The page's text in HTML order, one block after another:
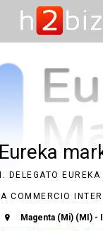
Eureka
DELEGATO EUREKA
COMMERCIO
Magenta (Mi) (MI) -